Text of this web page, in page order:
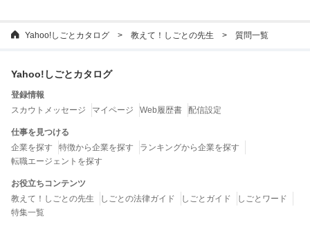
Yahoo!しごとカタログ 教えて！しごとの先生 質問一覧
Yahoo!しごとカタログ
登録情報
スカウトメッセージ
マイページ Web履歴書 配信設定
仕事を見つける
企業を探す
特徴から企業を探す
ランキングから企業を探す
転職エージェントを探す
お役立ちコンテンツ
教えて！しごとの先生
しごとの法律ガイド しごとガイド
しごとワード
特集一覧